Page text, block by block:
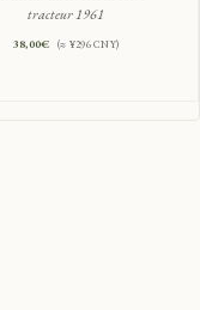
tracteur 1961
38,00€ (≈ ¥296 CNY)